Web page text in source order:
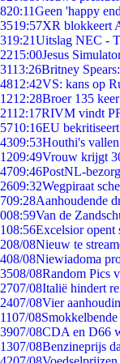
820:11Geen 'happy
3519:57XR blokkeert
319:21Uitslag NEC -
2215:00Jesus
3113:26Britney
4812:42VS: kans op
1212:28Broer 135
2112:17RIVM vindt
5710:16EU
4309:53Houthi's
1209:49Vrouw krijgt
4709:46PostNL-
2609:32Wegpiraat
709:28Aanhoudende
008:59Van de
108:56Excelsior opent
208/08Nieuw te
408/08Niewiadoma
3508/08Random Pics
2707/08Italië hindert
2407/08Vier
1107/08
3907/08CDA en D66
1307/08Benzineprijs